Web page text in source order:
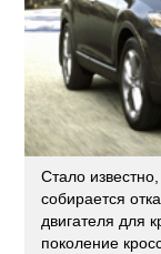
Стало
собирается
двигателя для
поколение